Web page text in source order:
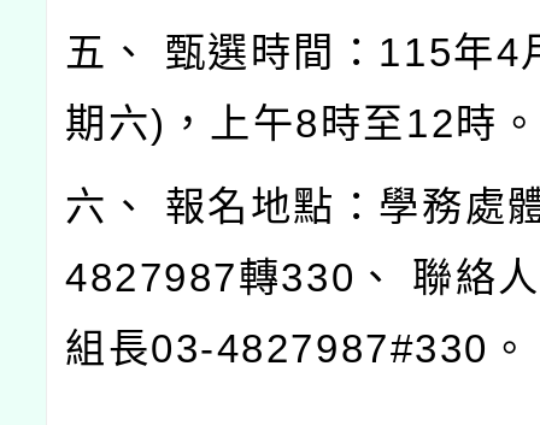
五、 甄選時間：115年4
期六)，上午8時至12時
六、 報名地點：學務處
4827987轉330、 聯絡
組長03-4827987#330。